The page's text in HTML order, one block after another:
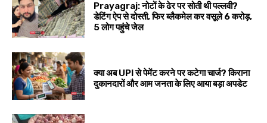
Prayagraj: नोटों के ढेर पर सोती थी पल्लवी?
डेटिंग ऐप से दोस्ती, फिर ब्लैकमेल कर वसूले ₹6 करोड़,
5 लोग पहुंचे जेल
क्या अब UPI से पेमेंट करने पर कटेगा चार्ज? किराना
दुकानदारों और आम जनता के लिए आया बड़ा अपडेट